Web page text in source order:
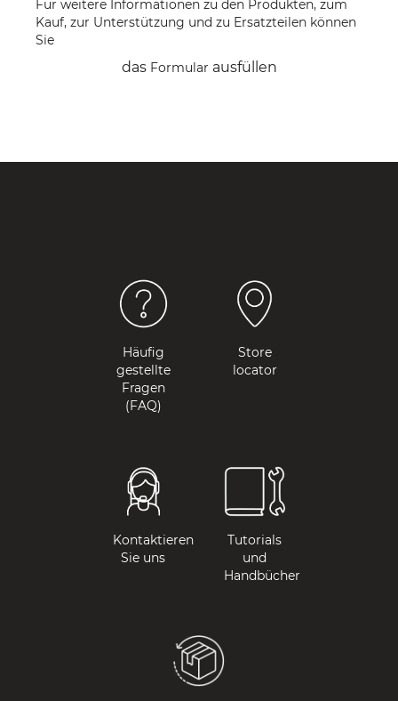
Für weitere Informationen zu den Produkten, zum
Kauf, zur Unterstützung und zu Ersatzteilen können
Sie
das Formular ausfüllen
Häufig
gestellte
Fragen
(FAQ)
Store
locator
Kontaktieren
Sie uns
Tutorials
und
Handbücher